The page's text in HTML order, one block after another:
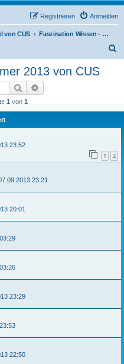
Anmelden
Registrieren
von CUS Faszination Wissen - Sommer 2013 von CUS
2013 von CUS
Suche
1 von 1
23:52
1 2
23:21
20:01
23:29
22:50